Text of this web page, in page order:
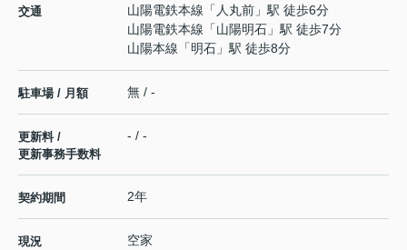
交通 山陽電鉄本線 「 人丸前 」駅 徒歩6分
山陽電鉄本線 「山陽明石 」駅 徒歩7分
山陽本線 「明石 」駅 徒歩8分
駐車場 / 月額 無 / -
更新料 /
更新事務手数料
- / -
契約期間 2年
現況 空家